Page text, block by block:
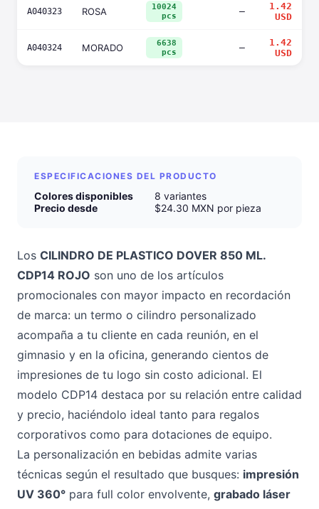
A040323 ROSA
10024
pcs
—
1.42
USD
A040324 MORADO
6638
pcs
—
1.42
USD
ESPECIFICACIONES DEL PRODUCTO
Colores disponibles
8 variantes
Precio desde
$24.30 MXN por pieza
Los CILINDRO DE PLASTICO DOVER 850 ML.
CDP14 ROJO son uno de los artículos
promocionales con mayor impacto en recordación
de marca: un termo o cilindro personalizado
acompaña a tu cliente en cada reunión, en el
gimnasio y en la oficina, generando cientos de
impresiones de tu logo sin costo adicional. El
modelo CDP14 destaca por su relación entre calidad
y precio, haciéndolo ideal tanto para regalos
corporativos como para dotaciones de equipo.
La personalización en bebidas admite varias
técnicas según el resultado que busques: impresión
UV 360° para full color envolvente, grabado láser